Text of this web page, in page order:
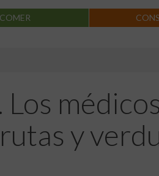
y